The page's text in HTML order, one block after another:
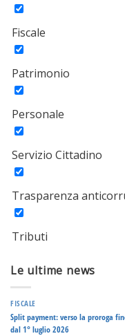
Fiscale
Patrimonio
Personale
Servizio Cittadino
Trasparenza
Tributi
Le ultime news
FISCALE
Split payment: verso la proroga
dal 1° luglio 2026